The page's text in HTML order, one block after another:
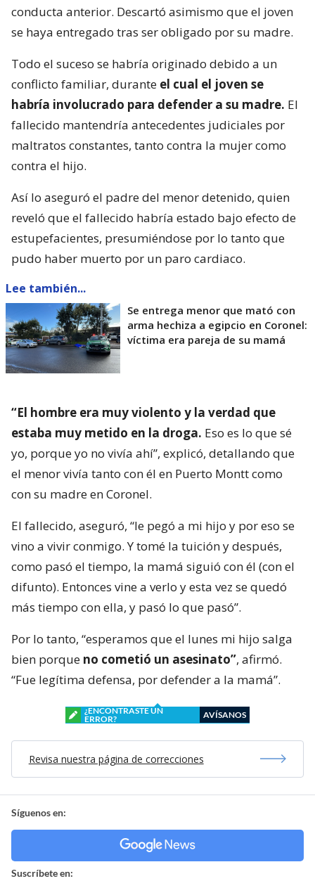
conducta anterior. Descartó asimismo que el joven
se haya entregado tras ser obligado por su madre.
Todo el suceso se habría originado debido a un
conflicto familiar, durante el cual el joven se
habría involucrado para defender a su madre. El
fallecido mantendría antecedentes judiciales por
maltratos constantes, tanto contra la mujer como
contra el hijo.
Así lo aseguró el padre del menor detenido, quien
reveló que el fallecido habría estado bajo efecto de
estupefacientes, presumiéndose por lo tanto que
pudo haber muerto por un paro cardiaco.
Lee también...
Se entrega menor que mató con
arma hechiza a egipcio en Coronel:
víctima era pareja de su mamá
“El hombre era muy violento y la verdad que
estaba muy metido en la droga. Eso es lo que sé
yo, porque yo no vivía ahí”, explicó, detallando que
el menor vivía tanto con él en Puerto Montt como
con su madre en Coronel.
El fallecido, aseguró, “le pegó a mi hijo y por eso se
vino a vivir conmigo. Y tomé la tuición y después,
como pasó el tiempo, la mamá siguió con él (con el
difunto). Entonces vine a verlo y esta vez se quedó
más tiempo con ella, y pasó lo que pasó”.
Por lo tanto, “esperamos que el lunes mi hijo salga
bien porque no cometió un asesinato”, afirmó.
“Fue legítima defensa, por defender a la mamá”.
¿ENCONTRASTE UN
ERROR?
AVÍSANOS
Revisa nuestra página de correcciones
Síguenos en:
Suscríbete en: